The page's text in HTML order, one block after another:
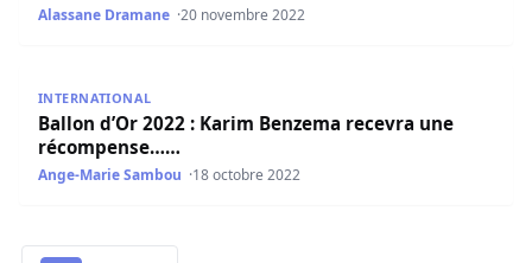
Alassane Dramane 20 novembre 2022
INTERNATIONAL
Ballon d’Or 2022 : Karim Benzema recevra une
récompense……
Ange-Marie Sambou 18 octobre 2022